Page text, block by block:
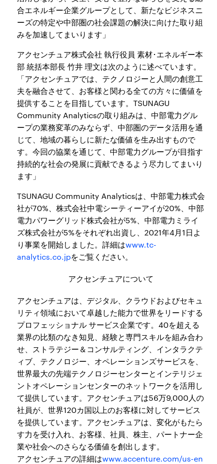
合エネルギー企業グループとして、新たなビジネスニ
ーズの特定や中部圏の社会課題の解決に向けた取り組
みを加速してまいります」
アクセンチュア株式会社 執行役員 素材･エネルギー本
部 統括本部長 竹井 理文は次のように述べています。
「アクセンチュアでは、テクノロジーと人間の創意工
夫を融合させて、お客様と関わる全ての方々に価値を
提供することを目指しています。TSUNAGU
Community Analyticsの取り組みは、中部電力グル
ープの業務変革のみならず、中部圏のデータ活用を通
じて、地域の暮らしに新たな価値を生み出すもので
す。今回の協業を通じて、中部電力グループが目指す
持続的な社会の発展に貢献できるよう尽力してまいり
ます」
TSUNAGU Community Analyticsは、中部電力株式会
社が70%、株式会社中電シーティーアイが20%、中部
電力パワーグリッド株式会社が5%、中部電力ミライ
ズ株式会社が5%をそれぞれ出資し、2021年4月1日よ
り事業を開始しました。詳細はwww.tc-
analytics.co.jpをご覧ください。
アクセンチュアについて
アクセンチュアは、デジタル、クラウドおよびセキュ
リティ領域において卓越した能力で世界をリードする
プロフェッショナル サービス企業です。40を超える
業界の比類のなき知見、経験と専門スキルを組み合わ
せ、ストラテジー＆コンサルティング、インタラクテ
ィブ、テクノロジー、オペレーションズサービスを、
世界最大の先端テクノロジーセンターとインテリジェ
ントオペレーションセンターのネットワークを活用し
て提供しています。アクセンチュアは56万9,000人の
社員が、世界120カ国以上のお客様に対してサービス
を提供しています。アクセンチュアは、変化がもたら
す力を受け入れ、お客様、社員、株主、パートナー企
業や社会へのさらなる価値を創出します。
アクセンチュアの詳細はwww.accenture.com/us-en